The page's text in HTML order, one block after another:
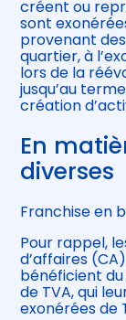
créent ou
sont
provenant
quartier, à
lors de la
jusqu’au
création
En
diverses
Franchise en
Pour rappel,
d’affaires
bénéficient
de TVA, qui
exonérées de